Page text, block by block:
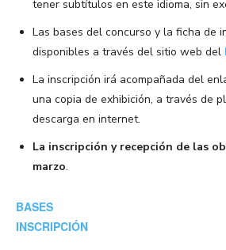
tener subtítulos en este idioma, sin
Las bases del concurso y la ficha de
disponibles a través del sitio web del
La inscripción irá acompañada del
una copia de exhibición, a través de
descarga en internet.
La inscripción y recepción de las
marzo.
BASES
INSCRIPCIÓN